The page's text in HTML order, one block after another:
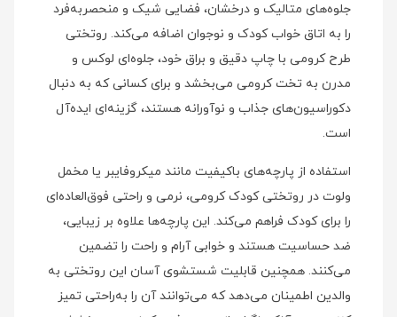
جلوه‌های متالیک و درخشان، فضایی شیک و منحصر‌به‌فرد
را به اتاق خواب کودک و نوجوان اضافه می‌کند. روتختی
طرح کرومی با چاپ دقیق و براق خود، جلوه‌ای لوکس و
مدرن به تخت کرومی می‌بخشد و برای کسانی که به دنبال
دکوراسیون‌های جذاب و نوآورانه هستند، گزینه‌ای ایده‌آل
است.
استفاده از پارچه‌های باکیفیت مانند میکروفایبر یا مخمل
ولوت در روتختی کودک کرومی، نرمی و راحتی فوق‌العاده‌ای
را برای کودک فراهم می‌کند. این پارچه‌ها علاوه بر زیبایی،
ضد حساسیت هستند و خوابی آرام و راحت را تضمین
می‌کنند. همچنین قابلیت شستشوی آسان این روتختی به
والدین اطمینان می‌دهد که می‌توانند آن را به‌راحتی تمیز